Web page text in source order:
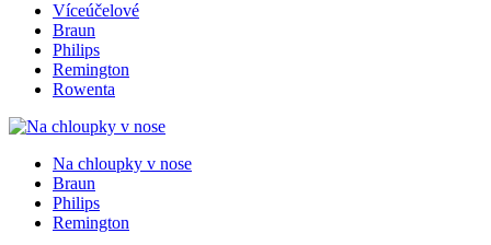
Víceúčelové
Braun
Philips
Remington
Rowenta
Na chloupky v nose
Braun
Philips
Remington